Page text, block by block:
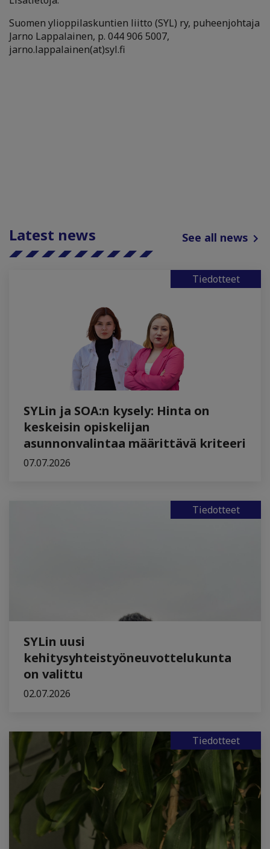
Suomen ylioppilaskuntien liitto (SYL) ry, puheenjohtaja
Jarno Lappalainen, p. 044 906 5007,
jarno.lappalainen(at)syl.fi
Latest news See all news
Tiedotteet
SYLin ja SOA:n kysely: Hinta on
keskeisin opiskelijan
asunnonvalintaa määrittävä kriteeri
07.07.2026
Tiedotteet
SYLin uusi
kehitysyhteistyöneuvottelukunta
on valittu
02.07.2026
Tiedotteet